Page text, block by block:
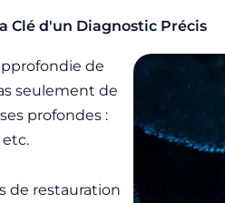
Clé d'un Diagnostic Précis
de
seulement de
profondes :
de restauration